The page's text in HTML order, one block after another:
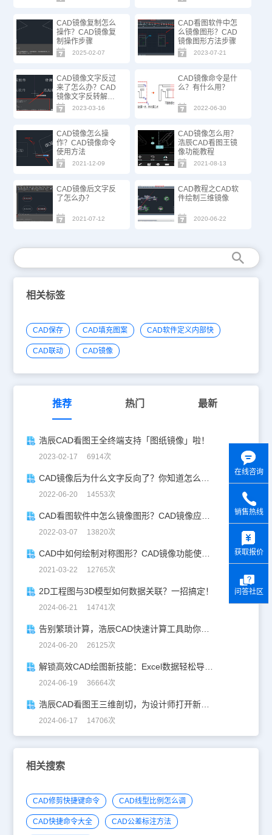
CAD镜像复制怎么
操作？CAD镜像复
制操作步骤
2025-02-07
CAD看图软件中怎
么镜像图形？CAD
镜像图形方法步骤
2023-07-21
CAD镜像文字反过
来了怎么办？CAD
镜像文字反转解决
办法
2023-03-16
CAD镜像命令是什
么？有什么用？
2022-06-30
CAD镜像怎么操
作？CAD镜像命令
使用方法
2021-12-09
CAD镜像怎么用？
浩辰CAD看图王镜
像功能教程
2021-08-13
CAD镜像后文字反
了怎么办？
2021-07-12
CAD教程之CAD软
件绘制三维镜像
2020-06-22
相关标签
CAD保存 CAD填充图案 CAD软件定义内部快
CAD联动 CAD镜像
推荐 热门 最新
浩辰CAD看图王全终端支持「图纸镜像」啦！
2023-02-17 6914次
2022-06-20 14553次
CAD看图软件中怎么镜像图形？CAD镜像应用实例
2022-03-07 13820次
CAD中如何绘制对称图形？CAD镜像功能使用技巧
2021-03-22 12765次
2D工程图与3D模型如何数据关联？一招搞定！
2024-06-21 14741次
告别繁琐计算，浩辰CAD快速计算工具助你一臂之力！
2024-06-20 26125次
解锁高效CAD绘图新技能：Excel数据轻松导入CAD
2024-06-19 36664次
浩辰CAD看图王三维剖切，为设计师打开新世界的大门！
2024-06-17 14706次
相关搜索
CAD修剪快捷键命令 CAD线型比例怎么调
CAD快捷命令大全 CAD公差标注方法
在线咨询
销售热线
获取报价
问答社区